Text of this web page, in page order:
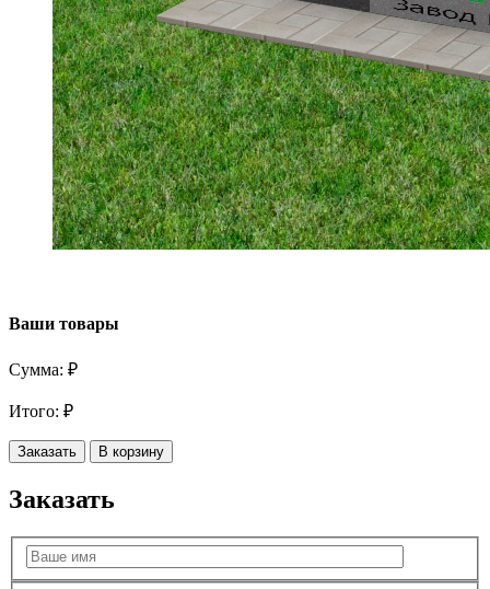
Ваши товары
Сумма: ₽
Итого: ₽
Заказать В корзину
Заказать